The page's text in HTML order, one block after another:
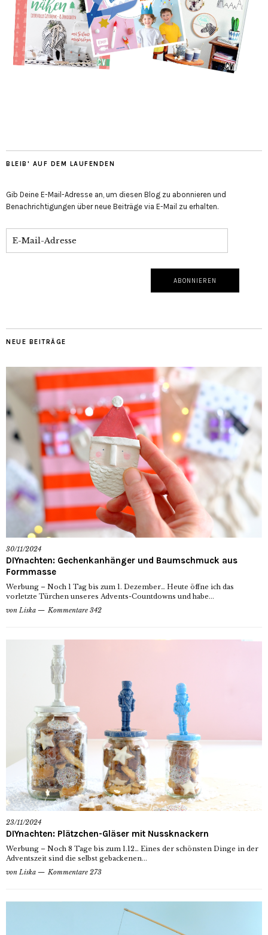
BLEIB' AUF DEM LAUFENDEN
Gib Deine E-Mail-Adresse an, um diesen Blog zu abonnieren und
Benachrichtigungen über neue Beiträge via E-Mail zu erhalten.
NEUE BEITRÄGE
30/11/2024
DIYnachten: Gechenkanhänger und Baumschmuck aus
Formmasse
Werbung – Noch 1 Tag bis zum 1. Dezember… Heute öffne ich das
vorletzte Türchen unseres Advents-Countdowns und habe...
von Liska Kommentare 342
23/11/2024
DIYnachten: Plätzchen-Gläser mit Nussknackern
Werbung – Noch 8 Tage bis zum 1.12… Eines der schönsten Dinge in der
Adventszeit sind die selbst gebackenen...
von Liska Kommentare 273